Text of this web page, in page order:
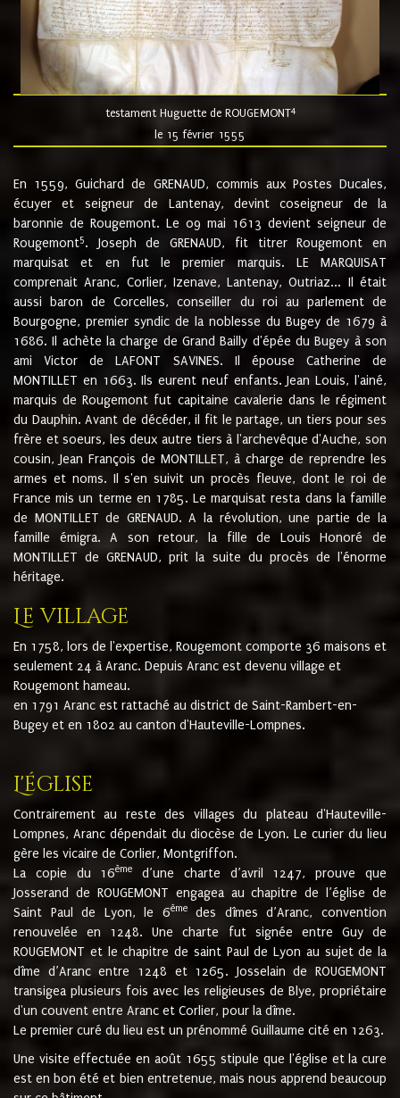
testament Huguette de ROUGEMONT4
le 15 février 1555
En 1559, Guichard de GRENAUD, commis aux Postes Ducales,
écuyer et seigneur de Lantenay, devint coseigneur de la
baronnie de Rougemont. Le 09 mai 1613 devient seigneur de
Rougemont5. Joseph de GRENAUD, fit titrer Rougemont en
marquisat et en fut le premier marquis. LE MARQUISAT
comprenait Aranc, Corlier, Izenave, Lantenay, Outriaz... Il était
aussi baron de Corcelles, conseiller du roi au parlement de
Bourgogne, premier syndic de la noblesse du Bugey de 1679 à
1686. Il achète la charge de Grand Bailly d'épée du Bugey à son
ami Victor de LAFONT SAVINES. Il épouse Catherine de
MONTILLET en 1663. Ils eurent neuf enfants. Jean Louis, l'ainé,
marquis de Rougemont fut capitaine cavalerie dans le régiment
du Dauphin. Avant de décéder, il fit le partage, un tiers pour ses
frère et soeurs, les deux autre tiers à l'archevêque d'Auche, son
cousin, Jean François de MONTILLET, à charge de reprendre les
armes et noms. Il s'en suivit un procès fleuve, dont le roi de
France mis un terme en 1785. Le marquisat resta dans la famille
de MONTILLET de GRENAUD. A la révolution, une partie de la
famille émigra. A son retour, la fille de Louis Honoré de
MONTILLET de GRENAUD, prit la suite du procès de l'énorme
héritage.
Le village
En 1758, lors de l'expertise, Rougemont comporte 36 maisons et
seulement 24 à Aranc. Depuis Aranc est devenu village et
Rougemont hameau.
en 1791 Aranc est rattaché au district de Saint-Rambert-en-
Bugey et en 1802 au canton d'Hauteville-Lompnes.
L'église
Contrairement au reste des villages du plateau d'Hauteville-
Lompnes, Aranc dépendait du diocèse de Lyon. Le curier du lieu
gère les vicaire de Corlier, Montgriffon.
La copie du 16ème
d’une charte d’avril 1247, prouve que
Josserand de ROUGEMONT engagea au chapitre de l’église de
Saint Paul de Lyon, le 6èmedes dîmes d’Aranc, convention
renouvelée en 1248. Une charte fut signée entre Guy de
ROUGEMONT et le chapitre de saint Paul de Lyon au sujet de la
dîme d’Aranc entre 1248 et 1265. Josselain de ROUGEMONT
transigea plusieurs fois avec les religieuses de Blye, propriétaire
d'un couvent entre Aranc et Corlier, pour la dîme.
Le premier curé du lieu est un prénommé Guillaume cité en 1263.
Une visite effectuée en août 1655 stipule que l'église et la cure
est en bon été et bien entretenue, mais nous apprend beaucoup